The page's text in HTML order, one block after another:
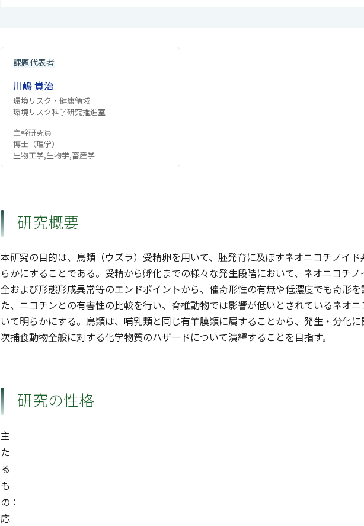
課題代表者
川嶋 貴治
環境リスク・健康領域
環境リスク科学研究推進室
主幹研究員
博士（理学）
生物工学,生物学,畜産学
研究概要
本研究の目的は、鳥類（ウズラ）受精卵を用いて、胚発育に及ぼすネオニコチノイ
らかにすることである。受精から孵化までの様々な発生段階において、ネオニコチ
全および形態形成異常等のエンドポイントから、催奇形性の有無や低濃度でも奇形
た、ニコチンとの有害性の比較を行い、脊椎動物では影響が低いとされているネオ
いて明らかにする。鳥類は、哺乳類と同じ有羊膜類に属することから、発生・分化
次捕食動物全般に対する化学物質のハザードについて演繹することを目指す。
研究の性格
主
た
る
も
の：
応